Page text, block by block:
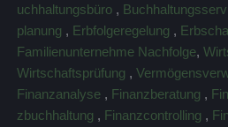
uchhaltungsbüro ,
planung , Erbfolgeregelung ,
Familienunternehme Nachfolge,
Wirtschaftsprüfung ,
Finanzanalyse , Finanzberatung ,
zbuchhaltung , Finanzcontrolling ,